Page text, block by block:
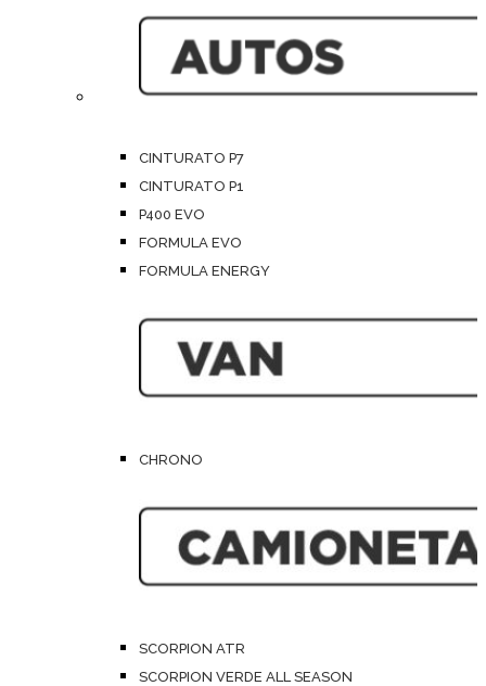
CINTURATO P7
CINTURATO P1
P400 EVO
FORMULA EVO
FORMULA ENERGY
CHRONO
SCORPION ATR
SCORPION VERDE ALL SEASON